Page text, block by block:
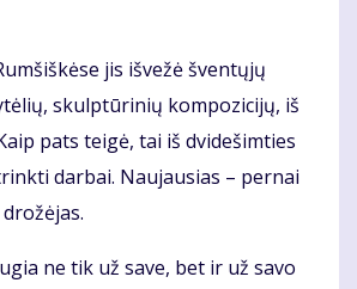
jis iš­ve­žė šven­tų­jų
skulp­tū­ri­nių kom­po­zi­ci­jų, iš
pats tei­gė, tai iš dvi­de­šim­ties
dar­bai. Nau­jau­sias – per­nai
ne tik už sa­ve, bet ir už sa­vo